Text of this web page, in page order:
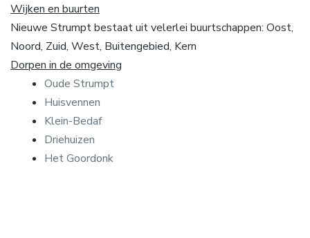
Wijken en buurten
Nieuwe Strumpt bestaat uit velerlei buurtschappen: Oost,
Noord, Zuid, West, Buitengebied, Kern
Dorpen in de omgeving
Oude Strumpt
Huisvennen
Klein-Bedaf
Driehuizen
Het Goordonk